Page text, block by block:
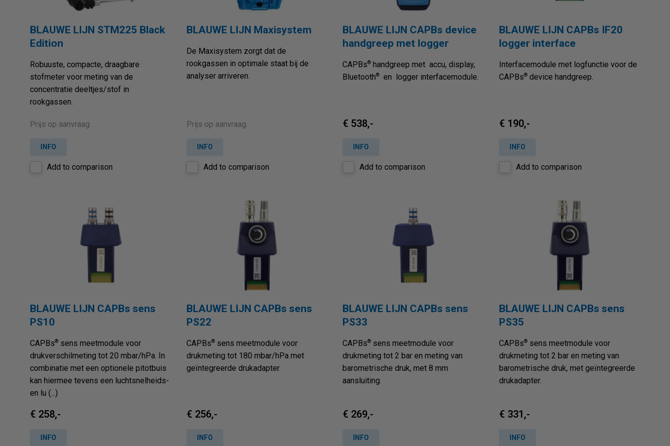
BLAUWE LIJN STM225 Black
Edition
Robuuste, compacte, draagbare
stofmeter voor meting van de
concentratie deeltjes/stof in
rookgassen.
Prijs op aanvraag
INFO
Add to comparison
BLAUWE LIJN Maxisystem
De Maxisystem zorgt dat de
rookgassen in optimale staat bij de
analyser arriveren.
Prijs op aanvraag
INFO
Add to comparison
BLAUWE LIJN CAPBs device
handgreep met logger
CAPBs® handgreep met accu, display,
Bluetooth® en logger interfacemodule.
€ 538,-
INFO
Add to comparison
BLAUWE LIJN CAPBs IF20
logger interface
Interfacemodule met logfunctie voor de
CAPBs®device handgreep.
€ 190,-
INFO
Add to comparison
BLAUWE LIJN CAPBs sens
PS10
CAPBs® sens meetmodule voor
drukverschilmeting tot 20 mbar/hPa. In
combinatie met een optionele pitotbuis
kan hiermee tevens een luchtsnelheids-
en lu (...)
€ 258,-
INFO
BLAUWE LIJN CAPBs sens
PS22
CAPBs®sens meetmodule voor
drukmeting tot 180 mbar/hPa met
geïntegreerde drukadapter.
€ 256,-
INFO
BLAUWE LIJN CAPBs sens
PS33
CAPBs® sens meetmodule voor
drukmeting tot 2 bar en meting van
barometrische druk, met 8 mm
aansluiting.
€ 269,-
INFO
BLAUWE LIJN CAPBs sens
PS35
CAPBs®sens meetmodule voor
drukmeting tot 2 bar en meting van
barometrische druk, met geïntegreerde
drukadapter.
€ 331,-
INFO